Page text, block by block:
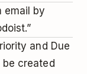
email by
and Due
created